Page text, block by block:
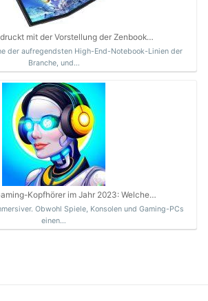
mit der Vorstellung der Zenbook…
der aufregendsten High-End-Notebook-Linien der
Branche, und…
Kopfhörer im Jahr 2023: Welche…
Obwohl Spiele, Konsolen und Gaming-PCs
einen…